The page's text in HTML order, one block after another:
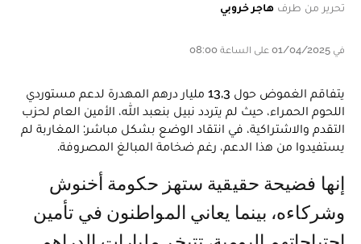
تحرير من طرف هاجر خروبي
في 01/04/2025 على الساعة 08:00
يتفاقم الغموض حول 13,3 مليار درهم المهدرة لدعم مستوردي
اللحوم الحمراء، حيث لم يتردد نبيل بنعبد الله، الأمين العام لحزب
التقدم والاشتراكية، في انتقاد الوضع بشكل مباشر: المغاربة لم
يستفيدوا من هذا الدعم، رغم ضخامة المبالغ المصروفة.
إنها فضيحة حقيقية ستهز حكومة أخنوش
وشركاءه، بينما يعاني المواطنون في تأمين